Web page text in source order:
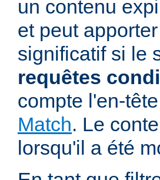
un contenu
et peut
significatif si le
requêtes
compte l'en-
Match. Le
lorsqu'il a été